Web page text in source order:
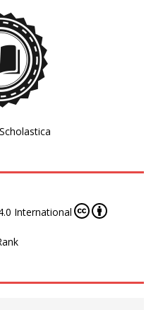
International